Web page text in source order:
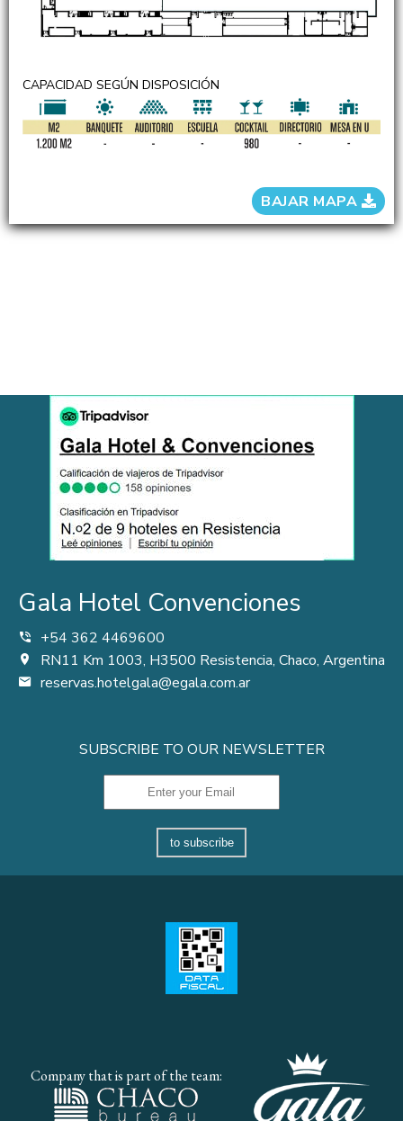
CAPACIDAD SEGÚN DISPOSICIÓN
BAJAR MAPA
Gala Hotel Convenciones
+54 362 4469600
RN11 Km 1003, H3500 Resistencia, Chaco, Argentina
reservas.hotelgala@egala.com.ar
SUBSCRIBE TO OUR NEWSLETTER
to subscribe
Company that is part of the team: